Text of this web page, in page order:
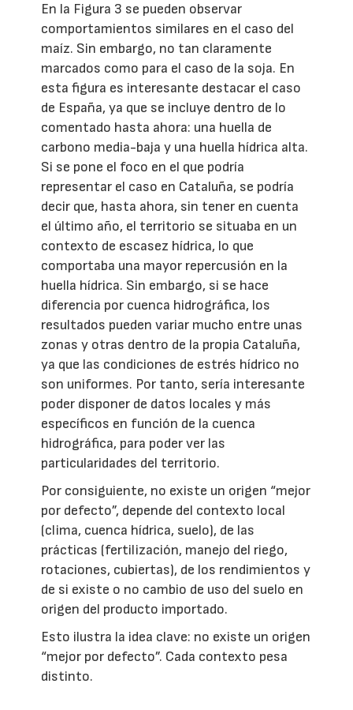
En la Figura 3 se pueden observar
comportamientos similares en el caso del
maíz. Sin embargo, no tan claramente
marcados como para el caso de la soja. En
esta figura es interesante destacar el caso
de España, ya que se incluye dentro de lo
comentado hasta ahora: una huella de
carbono media-baja y una huella hídrica alta.
Si se pone el foco en el que podría
representar el caso en Cataluña, se podría
decir que, hasta ahora, sin tener en cuenta
el último año, el territorio se situaba en un
contexto de escasez hídrica, lo que
comportaba una mayor repercusión en la
huella hídrica. Sin embargo, si se hace
diferencia por cuenca hidrográfica, los
resultados pueden variar mucho entre unas
zonas y otras dentro de la propia Cataluña,
ya que las condiciones de estrés hídrico no
son uniformes. Por tanto, sería interesante
poder disponer de datos locales y más
específicos en función de la cuenca
hidrográfica, para poder ver las
particularidades del territorio.
Por consiguiente, no existe un origen “mejor
por defecto”, depende del contexto local
(clima, cuenca hídrica, suelo), de las
prácticas (fertilización, manejo del riego,
rotaciones, cubiertas), de los rendimientos y
de si existe o no cambio de uso del suelo en
origen del producto importado.
Esto ilustra la idea clave: no existe un origen
“mejor por defecto”. Cada contexto pesa
distinto.